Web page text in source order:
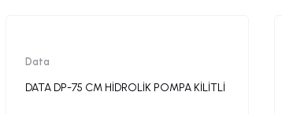
Data
DATA DP-75 CM HİDROLİK POMPA KİLİTLİ